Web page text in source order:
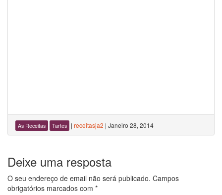
As Receitas Tartes | receitasja2 | Janeiro 28, 2014
Deixe uma resposta
O seu endereço de email não será publicado. Campos
obrigatórios marcados com *